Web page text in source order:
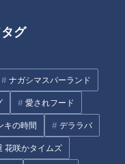
グ
ナガシマスパーランド
愛されフード
キの時間 デララバ
花咲かタイムズ
説 ナナフシギ